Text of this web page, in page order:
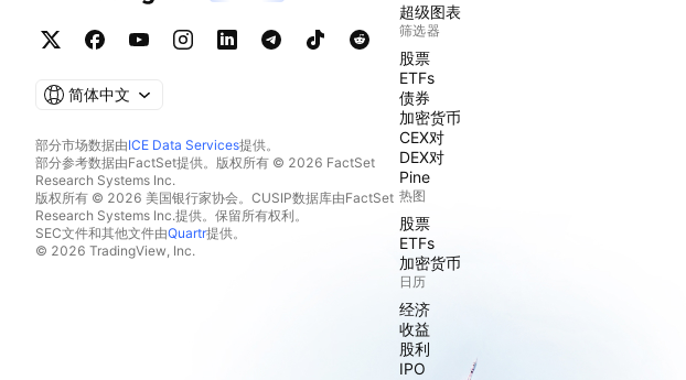
简体中文
部分市场数据由ICE Data Services提供。
部分参考数据由FactSet提供。版权所有 © 2026 FactSet
Research Systems Inc.
版权所有 © 2026 美国银行家协会。CUSIP数据库由FactSet
Research Systems Inc.提供。保留所有权利。
SEC文件和其他文件由Quartr提供。
© 2026 TradingView, Inc.
超级图表
筛选器
股票
ETFs
债券
加密货币
CEX对
DEX对
Pine
热图
股票
ETFs
加密货币
日历
经济
收益
股利
IPO